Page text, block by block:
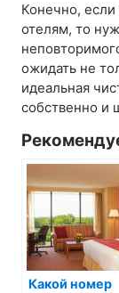
Конечно, если
отелям, то
ожидать не
идеальная
собственно и
Какой номер